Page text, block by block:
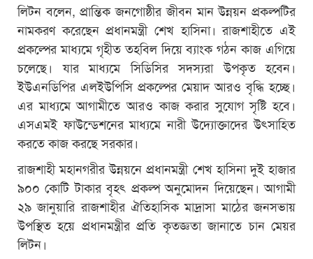
লিটন বলেন, প্রান্তিক জনগোষ্ঠীর জীবন মান উন্নয়ন প্রকল্পটির
নামকরণ করেছেন প্রধানমন্ত্রী শেখ হাসিনা। রাজশাহীতে এই
প্রকল্পের মাধ্যমে গৃহীত তহবিল দিয়ে ব্যাংক গঠন কাজ এগিয়ে
চলেছে। যার মাধ্যমে সিডিসির সদস্যরা উপকৃত হবেন।
ইউএনডিপির এলইউপিসি প্রকল্পের মেয়াদ আরও বৃদ্ধি হচ্ছে।
এর মাধ্যমে আগামীতে আরও কাজ করার সুযোগ সৃষ্টি হবে।
এসএমই ফাউন্ডেশনের মাধ্যমে নারী উদ্যোক্তাদের উৎসাহিত
করতে কাজ করছে সরকার।
রাজশাহী মহানগরীর উন্নয়নে প্রধানমন্ত্রী শেখ হাসিনা দুই হাজার
৯০০ কোটি টাকার বৃহৎ প্রকল্প অনুমোদন দিয়েছেন। আগামী
২৯ জানুয়ারি রাজশাহীর ঐতিহাসিক মাদ্রাসা মাঠের জনসভায়
উপস্থিত হয়ে প্রধানমন্ত্রীর প্রতি কৃতজ্ঞতা জানাতে চান মেয়র
লিটন।